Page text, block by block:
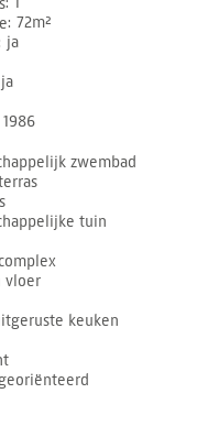
72m²
ja
ja
1986
zwembad
tuin
vloer
keuken